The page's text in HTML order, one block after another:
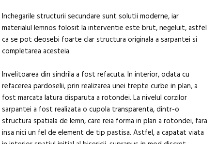
Inchegarile structurii secundare sunt solutii moderne, iar
materialul lemnos folosit la interventie este brut, negeluit, astfel
ca se pot deosebi foarte clar structura originala a sarpantei si
completarea acesteia.
Invelitoarea din sindrila a fost refacuta. In interior, odata cu
refacerea pardoselii, prin realizarea unei trepte curbe in plan, a
fost marcata latura disparuta a rotondei. La nivelul corzilor
sarpantei a fost realizata o cupola transparenta, dintr-o
structura spatiala de lemn, care reia forma in plan a rotondei, fara
insa nici un fel de element de tip pastisa. Astfel, a capatat viata